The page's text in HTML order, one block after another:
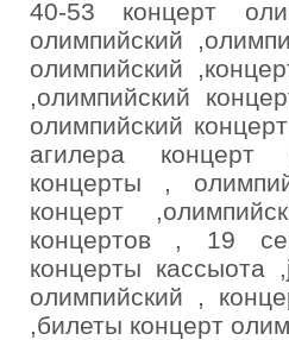
40-53 концерт
олимпийский
олимпийский
,олимпийский
олимпийский
агилера концерт
концерты ,
концерт
концертов , 19
концерты кассыота
олимпийский ,
,билеты концерт